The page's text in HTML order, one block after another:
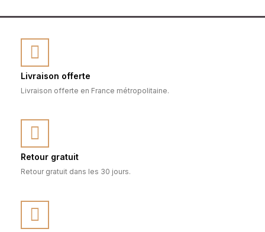
Livraison offerte
Livraison offerte en France métropolitaine.
Retour gratuit
Retour gratuit dans les 30 jours.